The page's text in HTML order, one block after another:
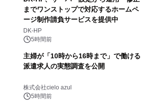
までワンストップで対応するホームペ
ージ制作請負サービスを提供中
DK-HP
5時間前
主婦が「10時から16時まで」で働ける
派遣求人の実態調査を公開
株式会社cielo azul
5時間前